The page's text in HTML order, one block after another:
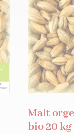
Malt
bio 20 kg